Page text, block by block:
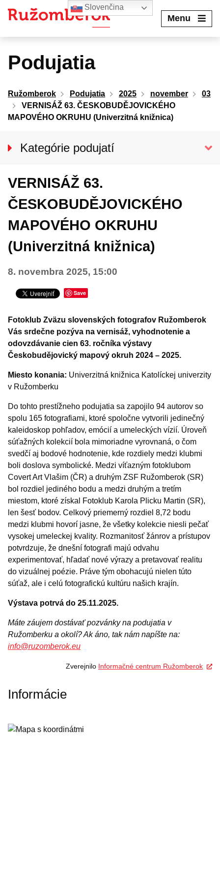
Menu
Podujatia
Ružomberok Podujatia 2025 november
03
VERNISÁŽ 63. ČESKOBUDĚJOVICKÉHO
MAPOVÉHO OKRUHU (Univerzitná knižnica)
Kategórie podujatí
Kino Kultúra
Divadlo
Turistika
VÝSTAVY A VERNISÁŽE
Iné podujatia
VERNISÁŽ 63.
ČESKOBUDĚJOVICKÉHO
MAPOVÉHO OKRUHU
(Univerzitná knižnica)
8. novembra 2025, 15:00
Save
Fotoklub Zväzu slovenských fotografov Ružomberok
Vás srdečne pozýva na vernisáž, vyhodnotenie a
odovzdávanie cien 63. ročníka výstavy
Českobudějovický mapový okruh 2024 – 2025.
Miesto konania: Univerzitná knižnica Katolíckej univerzity
v Ružomberku
Do tohto prestížneho podujatia sa zapojilo 94 autorov so
spolu 165 fotografiami, ktoré spoločne vytvorili jedinečný
kaleidoskop pohľadov, emócií a umeleckých vízií. Úroveň
súťažných kolekcií bola mimoriadne vyrovnaná, o čom
svedčí aj bodové hodnotenie, kde rozdiely medzi klubmi
boli doslova symbolické. Medzi víťazným fotoklubom
Covert Art Vlašim (ČR) a druhým ZSF Ružomberok (SR)
bol rozdiel jediného bodu a medzi druhým a tretím
miestom, ktoré získal Fotoklub Karola Plicku Martin (SR),
len šesť bodov. Celkový priemerný rozdiel 8,72 bodu
medzi klubmi hovorí jasne, že všetky kolekcie niesli pečať
vysokej umeleckej kvality. Rozmanitosť žánrov a prístupov
potvrdzuje, že dnešní fotografi majú odvahu
experimentovať, hľadať nové výrazy a pretavovať realitu
do vizuálnej poézie. Práve tým obohacujú nielen túto
súťaž, ale i celú fotografickú kultúru našich krajín.
Výstava potrvá do 25.11.2025.
Máte záujem dostávať pozvánky na podujatia v
Ružomberku a okolí? Ak áno, tak nám napíšte na:
info@ruzomberok.eu
Zverejnilo Informačné centrum Ružomberok
Informácie
Slovenčina